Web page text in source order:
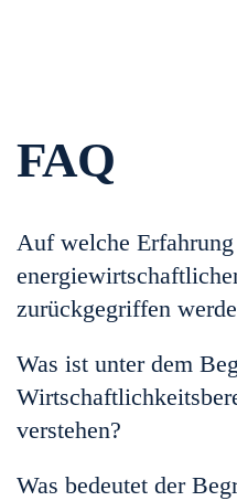
FAQ
Auf welche
zurückgegriffen
Was ist unter dem
verstehen?
Was bedeutet der